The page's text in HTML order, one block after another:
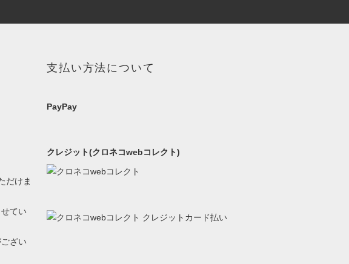
だけま
てい
ざい
支払い方法について
PayPay
クレジット(クロネコwebコレクト)